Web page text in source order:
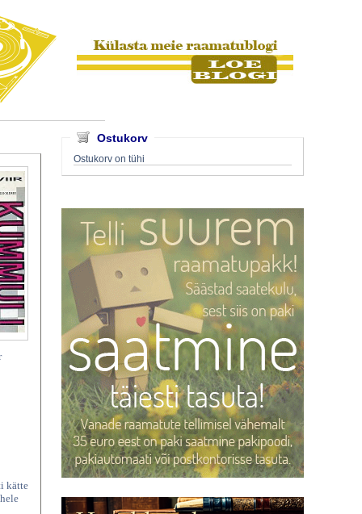
Ostukorv
Ostukorv on tühi
kätte